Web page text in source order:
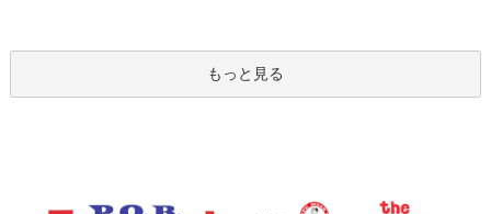
もっと見る